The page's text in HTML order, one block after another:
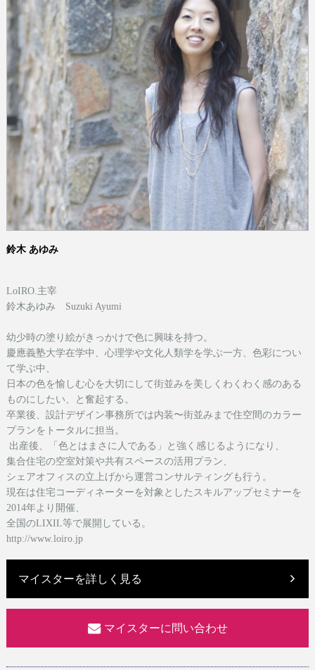
鈴木 あゆみ
LoIRO.主宰
鈴木あゆみ Suzuki Ayumi
幼少時の塗り絵がきっかけで色に興味を持つ。
慶應義塾大学在学中、心理学や文化人類学を学ぶ一方、色彩につい
て学ぶ中、
日本の色を愉しむ心を大切にして街並みを美しくわくわく感のある
ものにしたい、と奮起する。
卒業後、設計デザイン事務所では内装〜街並みまで住空間のカラー
プランをトータルに担当。
出産後、「色とはまさに人である」と強く感じるようになり、
集合住宅の空室対策や共有スペースの活用プラン、
シェアオフィスの立上げから運営コンサルティングも行う。
現在は住宅コーディネーターを対象としたスキルアップセミナーを
2014年より開催、
全国のLIXIL等で展開している。
http://www.loiro.jp
マイスターを詳しく見る
マイスターに問い合わせ